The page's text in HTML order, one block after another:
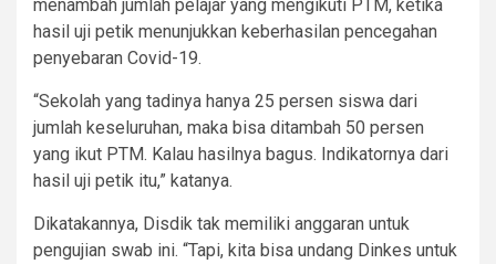
menambah jumlah pelajar yang mengikuti PTM, ketika
hasil uji petik menunjukkan keberhasilan pencegahan
penyebaran Covid-19.
“Sekolah yang tadinya hanya 25 persen siswa dari
jumlah keseluruhan, maka bisa ditambah 50 persen
yang ikut PTM. Kalau hasilnya bagus. Indikatornya dari
hasil uji petik itu,” katanya.
Dikatakannya, Disdik tak memiliki anggaran untuk
pengujian swab ini. “Tapi, kita bisa undang Dinkes untuk